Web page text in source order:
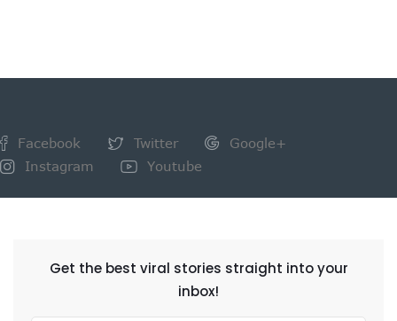
Facebook Twitter
Google+
Instagram
Youtube
Get the best viral stories straight into your
inbox!